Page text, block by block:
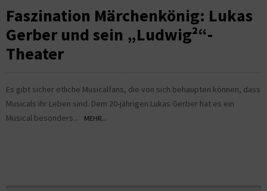
Faszination Märchenkönig: Lukas
Gerber und sein „Ludwig²“-
Theater
Es gibt sicher etliche Musicalfans, die von sich behaupten können, dass
Musicals ihr Leben sind. Dem 20-jährigen Lukas Gerber hat es ein
Musical besonders...
MEHR...